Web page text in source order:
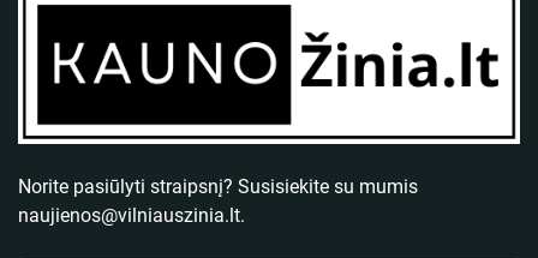
Norite pasiūlyti straipsnį? Susisiekite su mumis
naujienos@vilniauszinia.lt.